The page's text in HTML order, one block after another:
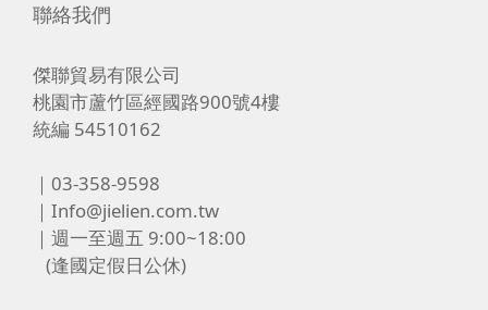
聯絡我們
傑聯貿易有限公司
桃園市蘆竹區經國路900號4樓
統編 54510162
｜03-358-9598
｜Info@jielien.com.tw
｜週一至週五 9:00~18:00
(逢國定假日公休)